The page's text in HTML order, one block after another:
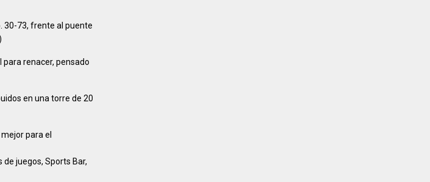
30-73, frente al puente
renacer, pensado
en una torre de 20
para el
juegos, Sports Bar,